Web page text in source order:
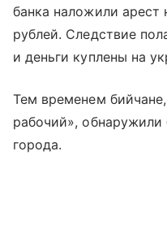
банка наложили
рублей. Следствие
и деньги куплены на
Тем временем
рабочий»,
города.